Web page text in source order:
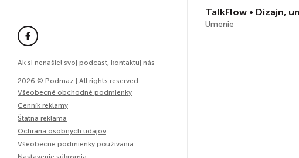
Ak si nenašiel svoj podcast, kontaktuj nás
2026 © Podmaz | All rights reserved
Všeobecné obchodné podmienky
Cenník reklamy
Štátna reklama
Ochrana osobných údajov
Všeobecné podmienky používania
Umenie